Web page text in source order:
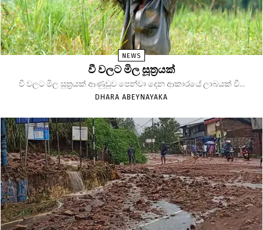
NEWS
වී වලට මිල සූත්‍රයක්
වී වලට මිල සූත්‍රයක් ආණුඩුව පෙන්වා දෙන ආකාරයේ ලාබයක් වී...
DHARA ABEYNAYAKA